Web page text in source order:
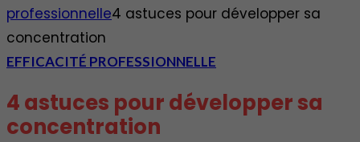
professionnelle4 astuces pour développer sa
concentration
EFFICACITÉ PROFESSIONNELLE
4 astuces pour développer sa
concentration